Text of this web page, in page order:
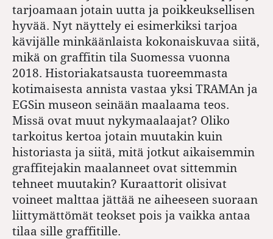
tarjoamaan jotain uutta ja poikkeuksellisen
hyvää. Nyt näyttely ei esimerkiksi tarjoa
kävijälle minkäänlaista kokonaiskuvaa siitä,
mikä on graffitin tila Suomessa vuonna
2018. Historiakatsausta tuoreemmasta
kotimaisesta annista vastaa yksi TRAMAn ja
EGSin museon seinään maalaama teos.
Missä ovat muut nykymaalaajat? Oliko
tarkoitus kertoa jotain muutakin kuin
historiasta ja siitä, mitä jotkut aikaisemmin
graffitejakin maalanneet ovat sittemmin
tehneet muutakin? Kuraattorit olisivat
voineet malttaa jättää ne aiheeseen suoraan
liittymättömät teokset pois ja vaikka antaa
tilaa sille graffitille.